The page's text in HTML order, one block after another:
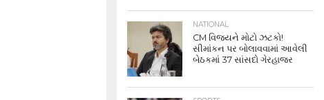
NATIONAL
CM વિજયને મોટો ઝટકો!
સીમાંકન પર બોલાવવામાં આવેલી
બેઠકમાં 37 સાંસદો ગેરહાજર